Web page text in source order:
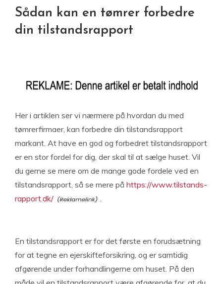
Sådan kan en tømrer forbedre
din tilstandsrapport
Her i artiklen ser vi nærmere på hvordan du med
tømrerfirmaer, kan forbedre din tilstandsrapport
markant. At have en god og forbedret tilstandsrapport
er en stor fordel for dig, der skal til at sælge huset. Vil
du gerne se mere om de mange gode fordele ved en
tilstandsrapport, så se mere på https://www.tilstands-
rapport.dk/
.
En tilstandsrapport er for det første en forudsætning
for at tegne en ejerskifteforsikring, og er samtidig
afgørende under forhandlingerne om huset. På den